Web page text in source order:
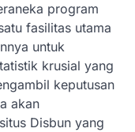
program
fasilitas utama
untuk
krusial yang
keputusan
akan
Disbun yang